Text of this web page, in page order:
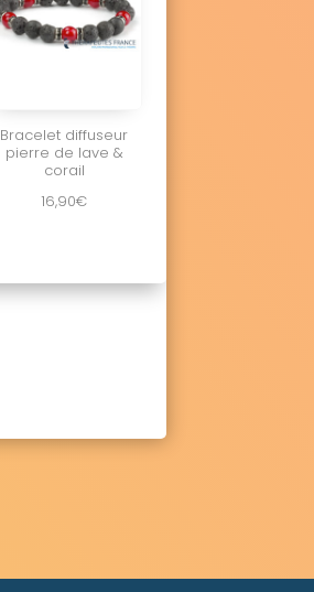
Bracelet diffuseur
pierre de lave &
corail
16,90€